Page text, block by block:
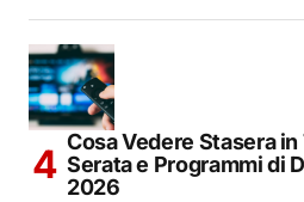
Cosa Vedere Stasera in
Serata e Programmi di
2026